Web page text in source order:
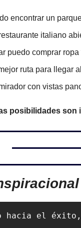
encontrar un
italiano
puedo comprar
ruta para llegar
con vistas
posibilidades son
hacia el éxito,